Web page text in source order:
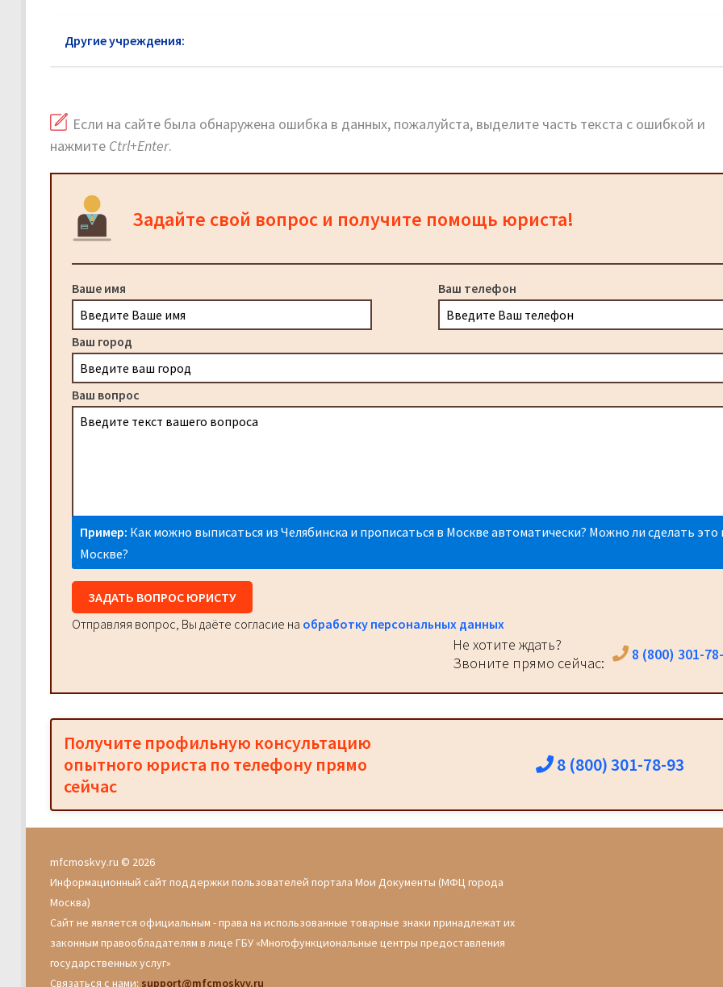
Другие учреждения:
Если на сайте была обнаружена ошибка в данных, пожалуйста, выделите часть текста с ошибкой и
нажмите Ctrl+Enter.
Задайте свой вопрос и получите помощь юриста!
Ваше имя Ваш телефон
Ваш город
Ваш вопрос
Пример: Как можно выписаться из Челябинска и прописаться в Москве автоматически? Можно ли сделать это
Москве?
ЗАДАТЬ ВОПРОС ЮРИСТУ
Отправляя вопрос, Вы даёте согласие на обработку персональных данных
Не хотите ждать?
Звоните прямо сейчас:
8 (800) 301-
Получите профильную консультацию
опытного юриста по телефону прямо
сейчас
8 (800) 301-78-93
mfcmoskvy.ru © 2026
Информационный сайт поддержки пользователей портала Мои Документы (МФЦ города
Москва)
Сайт не является официальным - права на использованные товарные знаки принадлежат их
законным правообладателям в лице ГБУ «Многофункциональные центры предоставления
государственных услуг»
Связаться с нами: support@mfcmoskvy.ru